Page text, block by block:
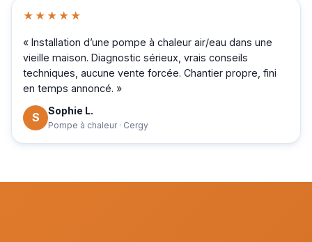
★★★★★
« Installation d’une pompe à chaleur air/eau dans une
vieille maison. Diagnostic sérieux, vrais conseils
techniques, aucune vente forcée. Chantier propre, fini
en temps annoncé. »
S Sophie L.
Pompe à chaleur · Cergy